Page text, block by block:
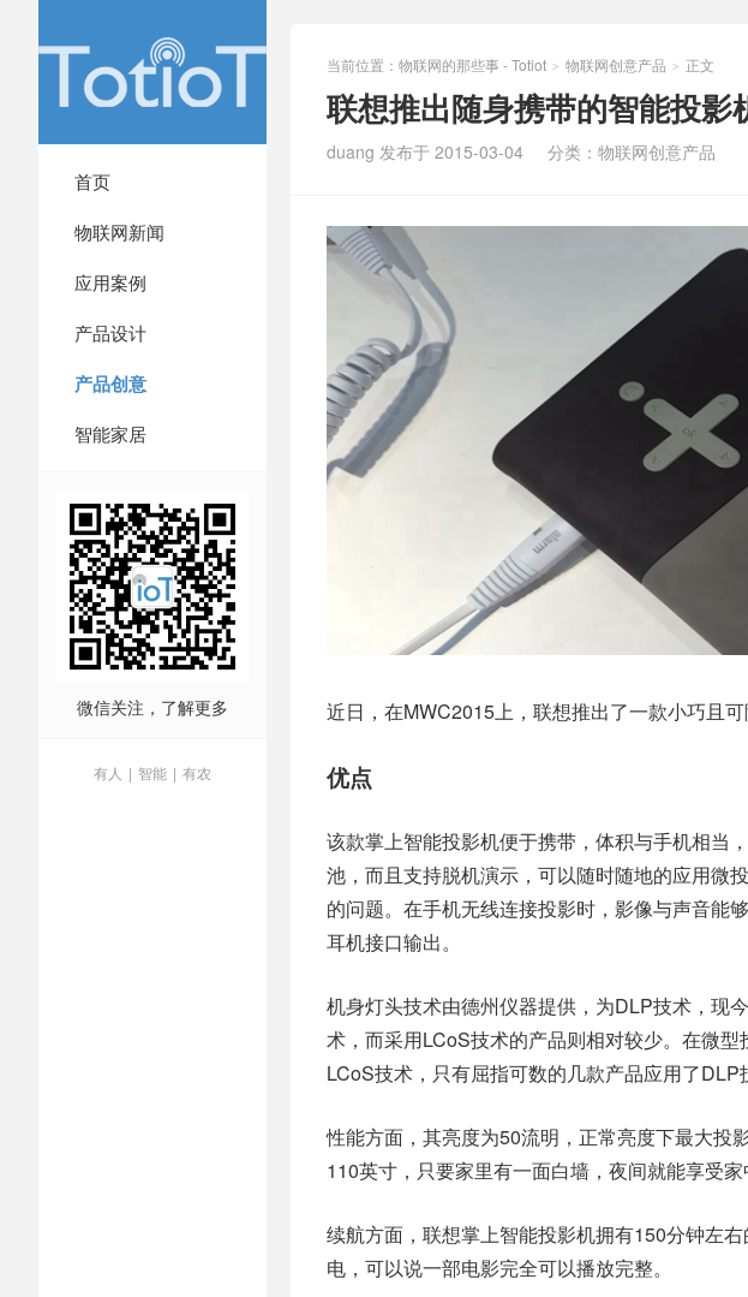
首页
物联网新闻
应用案例
产品设计
产品创意
智能家居
微信关注，了解更多
有人 | 智能 | 有农
当前位置： 物联网的那些事 - Totiot > 物联网创意产品 > 正文
联想推出随身携带的智能投影
duang 发布于 2015-03-04 分类： 物联网创意产品
近日，在MWC2015上，联想推出了一款小巧且
优点
该款掌上智能投影机便于携带，体积与手机相当
池，而且支持脱机演示，可以随时随地的应用微
的问题。在手机无线连接投影时，影像与声音能
耳机接口输出。
机身灯头技术由德州仪器提供，为DLP技术，现
术，而采用LCoS技术的产品则相对较少。在微
LCoS技术，只有屈指可数的几款产品应用了DLP
性能方面，其亮度为50流明，正常亮度下最大投
110英寸，只要家里有一面白墙，夜间就能享受家
续航方面，联想掌上智能投影机拥有150分钟左
电，可以说一部电影完全可以播放完整。